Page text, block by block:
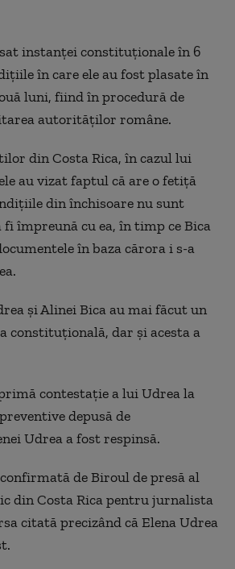
instanţei constituţionale în 6
în care ele au fost plasate în
luni, fiind în procedură de
autorităţilor române.
din Costa Rica, în cazul lui
au vizat faptul că are o fetiţă
din închisoare nu sunt
fi împreună cu ea, în timp ce Bica
în baza cărora i s-a
şi Alinei Bica au mai făcut un
constituţională, dar şi acesta a
contestaţie a lui Udrea la
depusă de
Udrea a fost respinsă.
de Biroul de presă al
din Costa Rica pentru jurnalista
citată precizând că Elena Udrea